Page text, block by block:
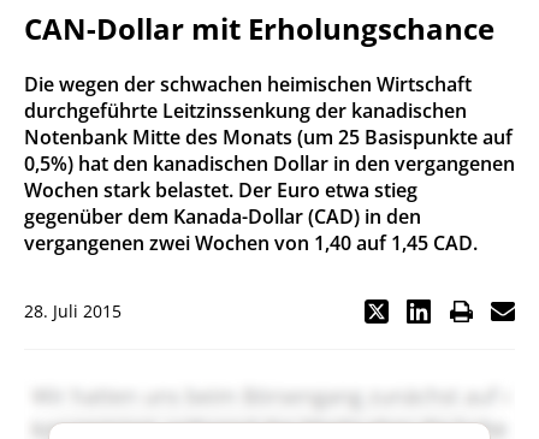
CAN-Dollar mit Erholungschance
Die wegen der schwachen heimischen Wirtschaft
durchgeführte Leitzinssenkung der kanadischen
Notenbank Mitte des Monats (um 25 Basispunkte auf
0,5%) hat den kanadischen Dollar in den vergangenen
Wochen stark belastet. Der Euro etwa stieg
gegenüber dem Kanada-Dollar (CAD) in den
vergangenen zwei Wochen von 1,40 auf 1,45 CAD.
28. Juli 2015